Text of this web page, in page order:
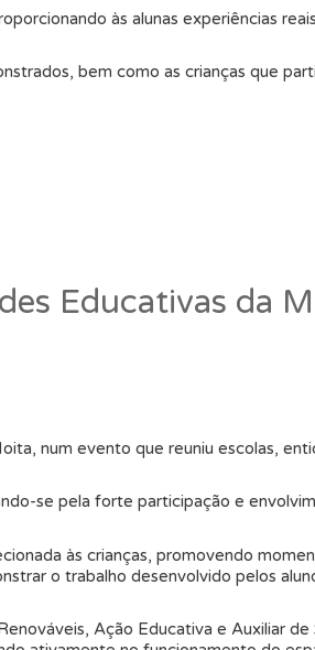
às alunas experiências
bem como as crianças que
Educativas da
num evento que reuniu escolas,
se pela forte participação e
às crianças, promovendo
o trabalho desenvolvido pelos
Ação Educativa e Auxiliar